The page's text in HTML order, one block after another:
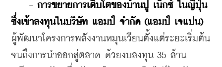
- การขยายการเติบโตของบ้านปู เน็กซ์ ในญี่ปุ่น
ซึ่งเข้าลงทุนในบริษัท แอมป์ จำกัด (แอมป์ เจแปน)
ผู้พัฒนาโครงการพลังงานหมุนเวียนตั้งแต่ระยะเริ่มต้น
จนถึงการนำออกสู่ตลาด ด้วยงบลงทุน 35 ล้าน